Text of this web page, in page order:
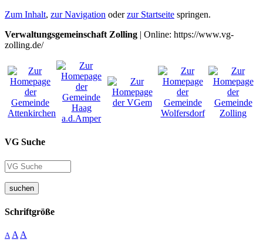
Zum Inhalt, zur Navigation oderzur Startseite springen.
Verwaltungsgemeinschaft Zolling | Online: https://www.vg-
zolling.de/
VG Suche
suchen
Schriftgröße
A A A